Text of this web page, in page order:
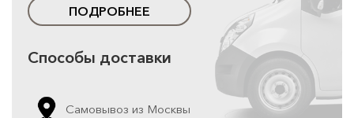
ПОДРОБНЕЕ
Способы доставки
Самовывоз из Москвы